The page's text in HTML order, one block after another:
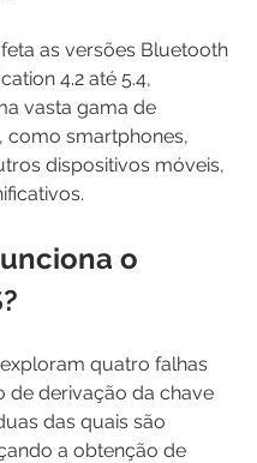
as versões Bluetooth
4.2 até 5.4,
vasta gama de
como smartphones,
dispositivos móveis,
o
quatro falhas
de derivação da chave
das quais são
a obtenção de